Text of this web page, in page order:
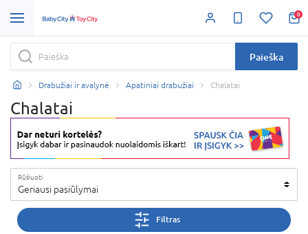
0
Paieška
Drabužiai ir avalynė Apatiniai drabužiai Chalatai
Chalatai
Rūšiuoti
Geriausi pasiūlymai
Filtras